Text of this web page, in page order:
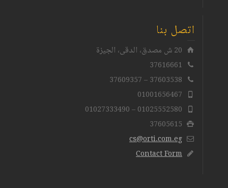
اتصل بنا
20 ش مصدق، الدقى، الجيزة
37616661
37603538 – 37609357
01001656467
01025552580 – 01027333490
37605615
cs@orti.com.eg
Contact Form